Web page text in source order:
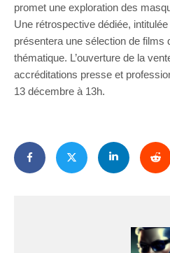
promet une exploration des
Une rétrospective dédiée,
présentera une sélection de films
thématique. L’ouverture de la
accréditations presse et
13 décembre à 13h.